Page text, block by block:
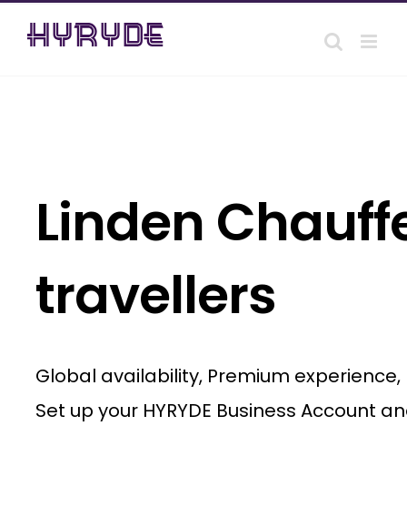
Skip
Linden
travellers
Global availability, Premium
Set up your HYRYDE Business Account